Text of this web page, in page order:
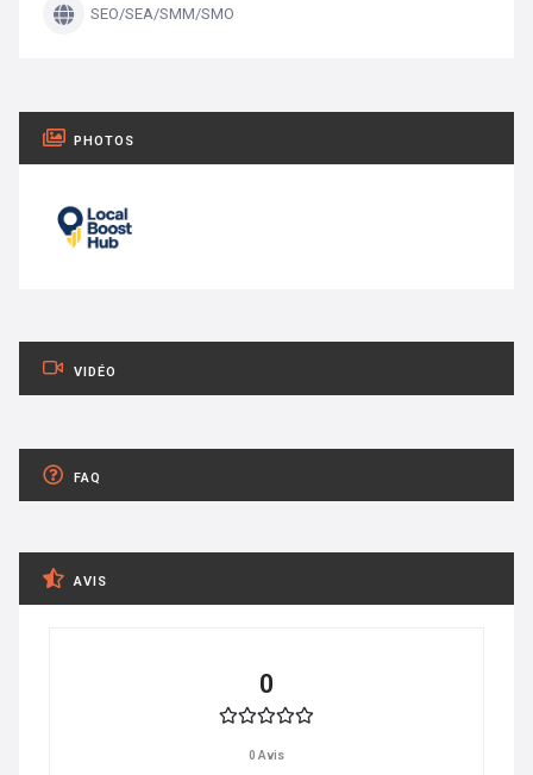
SEO/SEA/SMM/SMO
PHOTOS
VIDÉO
FAQ
AVIS
0
0 Avis